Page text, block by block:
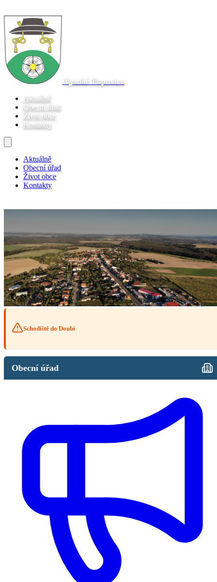
Vysoké Popovice
Aktuálně
Obecní úřad
Život obce
Kontakty
Aktuálně
Obecní úřad
Život obce
Kontakty
Schodiště do Doubí
Obecní úřad